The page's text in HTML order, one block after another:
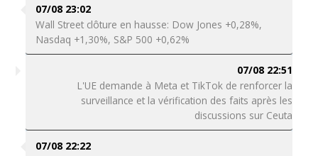
07/08 23:02
Wall Street clôture en hausse: Dow Jones +0,28%,
Nasdaq +1,30%, S&P 500 +0,62%
07/08 22:51
L'UE demande à Meta et TikTok de renforcer la
surveillance et la vérification des faits après les
discussions sur Ceuta
07/08 22:22